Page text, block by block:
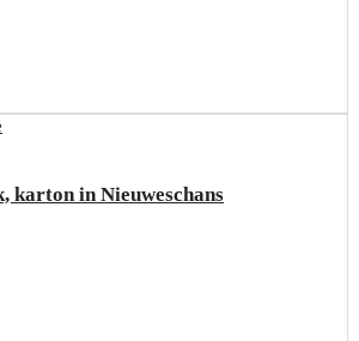
karton in Nieuweschans